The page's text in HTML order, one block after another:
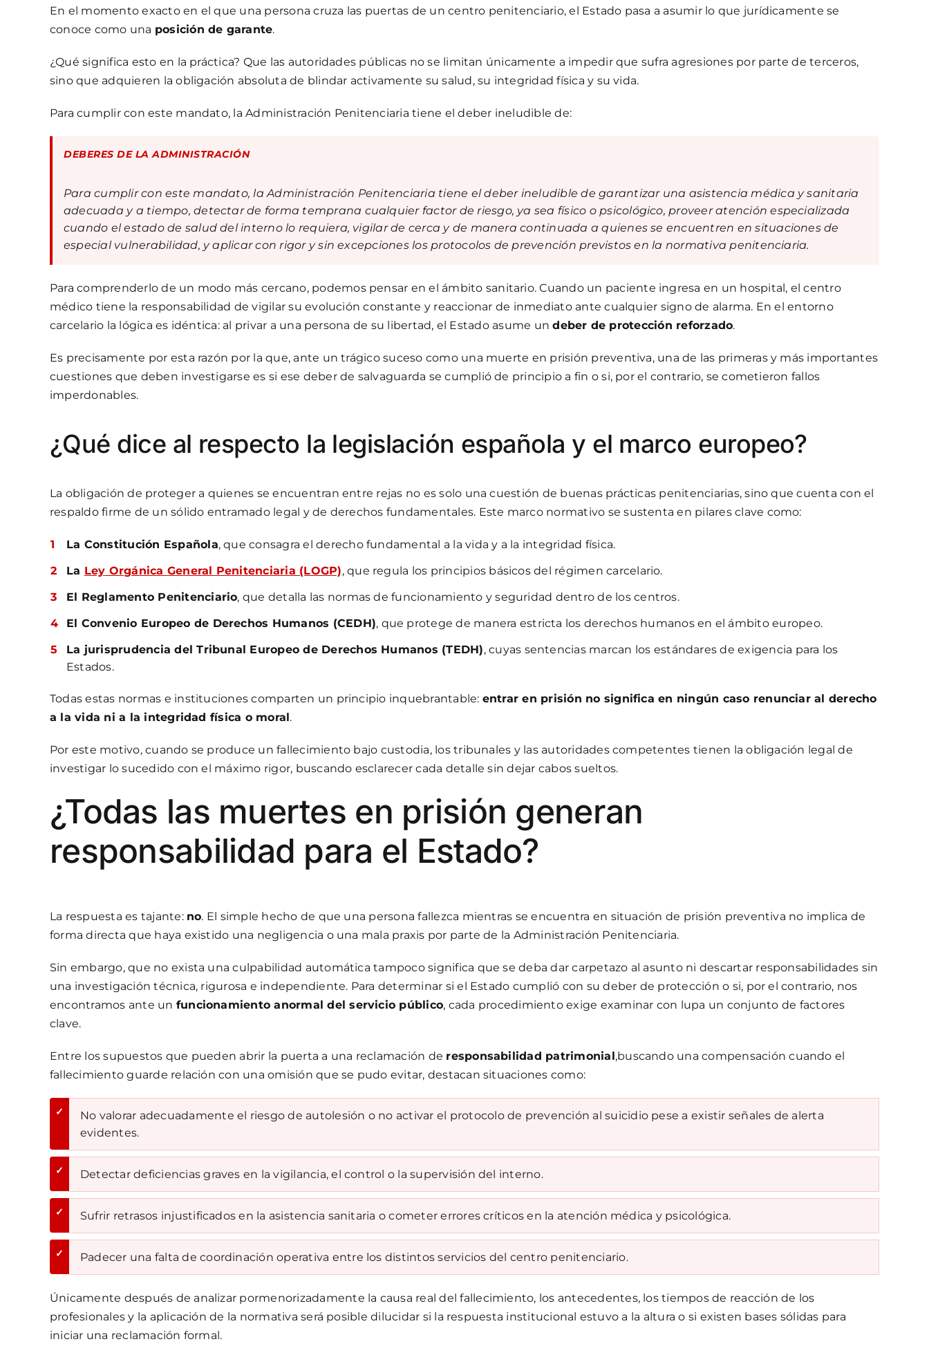
En el momento exacto en el que una persona cruza las puertas de un centro penitenciario, el Estado pasa a asumir lo que jurídicamente se
conoce como una posición de garante.
¿Qué significa esto en la práctica? Que las autoridades públicas no se limitan únicamente a impedir que sufra agresiones por parte de terceros,
sino que adquieren la obligación absoluta de blindar activamente su salud, su integridad física y su vida.
Para cumplir con este mandato, la Administración Penitenciaria tiene el deber ineludible de:
DEBERES DE LA ADMINISTRACIÓN
Para cumplir con este mandato, la Administración Penitenciaria tiene el deber ineludible de garantizar una asistencia médica y sanitaria
adecuada y a tiempo, detectar de forma temprana cualquier factor de riesgo, ya sea físico o psicológico, proveer atención especializada
cuando el estado de salud del interno lo requiera, vigilar de cerca y de manera continuada a quienes se encuentren en situaciones de
especial vulnerabilidad, y aplicar con rigor y sin excepciones los protocolos de prevención previstos en la normativa penitenciaria.
Para comprenderlo de un modo más cercano, podemos pensar en el ámbito sanitario. Cuando un paciente ingresa en un hospital, el centro
médico tiene la responsabilidad de vigilar su evolución constante y reaccionar de inmediato ante cualquier signo de alarma. En el entorno
carcelario la lógica es idéntica: al privar a una persona de su libertad, el Estado asume undeber de protección reforzado.
Es precisamente por esta razón por la que, ante un trágico suceso como una muerte en prisión preventiva, una de las primeras y más importantes
cuestiones que deben investigarse es si ese deber de salvaguarda se cumplió de principio a fin o si, por el contrario, se cometieron fallos
imperdonables.
¿Qué dice al respecto la legislación española y el marco europeo?
La obligación de proteger a quienes se encuentran entre rejas no es solo una cuestión de buenas prácticas penitenciarias, sino que cuenta con el
respaldo firme de un sólido entramado legal y de derechos fundamentales. Este marco normativo se sustenta en pilares clave como:
1 La Constitución Española, que consagra el derecho fundamental a la vida y a la integridad física.
2
La Ley Orgánica General Penitenciaria (LOGP), que regula los principios básicos del régimen carcelario.
3
El Reglamento Penitenciario, que detalla las normas de funcionamiento y seguridad dentro de los centros.
4
El Convenio Europeo de Derechos Humanos (CEDH), que protege de manera estricta los derechos humanos en el ámbito europeo.
5
La jurisprudencia del Tribunal Europeo de Derechos Humanos (TEDH), cuyas sentencias marcan los estándares de exigencia para los
Estados.
Todas estas normas e instituciones comparten un principio inquebrantable: entrar en prisión no significa en ningún caso renunciar al derecho
a la vida ni a la integridad física o moral.
Por este motivo, cuando se produce un fallecimiento bajo custodia, los tribunales y las autoridades competentes tienen la obligación legal de
investigar lo sucedido con el máximo rigor, buscando esclarecer cada detalle sin dejar cabos sueltos.
¿Todas las muertes en prisión generan
responsabilidad para el Estado?
La respuesta es tajante: no. El simple hecho de que una persona fallezca mientras se encuentra en situación de prisión preventiva no implica de
forma directa que haya existido una negligencia o una mala praxis por parte de la Administración Penitenciaria.
Sin embargo, que no exista una culpabilidad automática tampoco significa que se deba dar carpetazo al asunto ni descartar responsabilidades sin
una investigación técnica, rigurosa e independiente. Para determinar si el Estado cumplió con su deber de protección o si, por el contrario, nos
encontramos ante un funcionamiento anormal del servicio público, cada procedimiento exige examinar con lupa un conjunto de factores
clave.
Entre los supuestos que pueden abrir la puerta a una reclamación de responsabilidad patrimonial,buscando una compensación cuando el
fallecimiento guarde relación con una omisión que se pudo evitar, destacan situaciones como:
✓
No valorar adecuadamente el riesgo de autolesión o no activar el protocolo de prevención al suicidio pese a existir señales de alerta
evidentes.
✓ Detectar deficiencias graves en la vigilancia, el control o la supervisión del interno.
✓ Sufrir retrasos injustificados en la asistencia sanitaria o cometer errores críticos en la atención médica y psicológica.
✓ Padecer una falta de coordinación operativa entre los distintos servicios del centro penitenciario.
Únicamente después de analizar pormenorizadamente la causa real del fallecimiento, los antecedentes, los tiempos de reacción de los
profesionales y la aplicación de la normativa será posible dilucidar si la respuesta institucional estuvo a la altura o si existen bases sólidas para
iniciar una reclamación formal.